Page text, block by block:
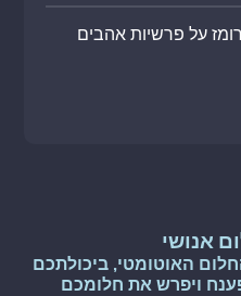
על פרשיות אהבים
אנושי
האוטומטי, ביכולתכם
ויפרש את חלומכם